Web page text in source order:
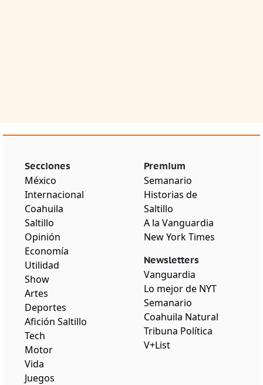
Secciones
México
Internacional
Coahuila
Saltillo
Opinión
Economía
Utilidad
Show
Artes
Deportes
Afición Saltillo
Tech
Motor
Vida
Juegos
Premium
Semanario
Historias de
Saltillo
A la Vanguardia
New York Times
Newsletters
Vanguardia
Lo mejor de NYT
Semanario
Coahuila Natural
Tribuna Política
V+List